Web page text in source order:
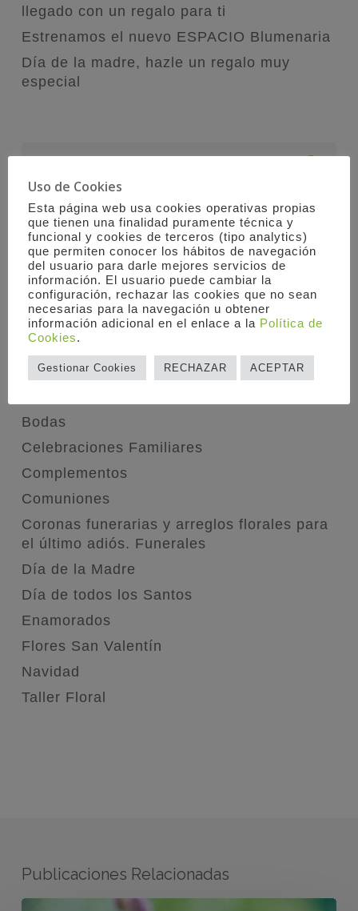
llegado con un regalo para ti
Estrenamos el nuevo ESPACIO Blumenaria
Día de la madre, hazle un regalo muy
especial
Bodas
Celebraciones Familiares
Complementos
Comuniones
Coronas funerarias y arreglos florales para
el último adiós. Funerales
Día de la Madre
Día de todos los Santos
Enamorados
Flores San Valentín
Navidad
Taller Floral
Publicaciones Relacionadas
Uso de Cookies
Esta página web usa cookies operativas propias
que tienen una finalidad puramente técnica y
funcional y cookies de terceros (tipo analytics)
que permiten conocer los hábitos de navegación
del usuario para darle mejores servicios de
información. El usuario puede cambiar la
configuración, rechazar las cookies que no sean
necesarias para la navegación u obtener
información adicional en el enlace a la Política de
Cookies.
Gestionar Cookies RECHAZAR ACEPTAR